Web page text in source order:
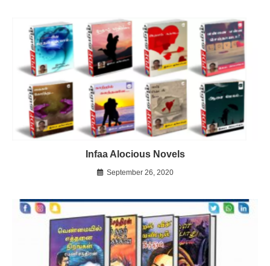
Infaa Alocious Novels
September 26, 2020